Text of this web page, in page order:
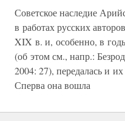
Советское наследие
в работах русских
XIX в. и, особенно, в
(об этом см., напр.:
2004: 27), передалась и
Сперва она вошла